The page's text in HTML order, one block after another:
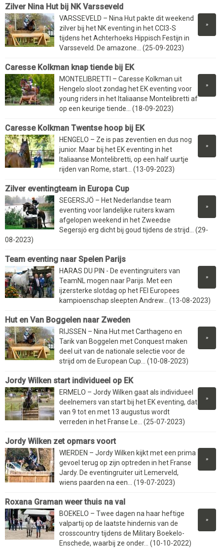
Zilver Nina Hut bij NK Varsseveld
»
VARSSEVELD – Nina Hut pakte dit weekend
zilver bij het NK eventing in het CCI3-S
tijdens het Achterhoeks Hippisch Festijn in
Varsseveld. De amazone... (25-09-2023)
Caresse Kolkman knap tiende bij EK
»
MONTELIBRETTI – Caresse Kolkman uit
Hengelo sloot zondag het EK eventing voor
young riders in het Italiaanse Montelibretti af
op een keurige tiende... (18-09-2023)
Caresse Kolkman Twentse hoop bij EK
»
HENGELO – Ze is pas zeventien en dus nog
junior. Maar bij het EK eventing in het
Italiaanse Montelibretti, op een half uurtje
rijden van Rome, start... (13-09-2023)
Zilver eventingteam in Europa Cup
»
SEGERSJÖ – Het Nederlandse team
eventing voor landelijke ruiters kwam
afgelopen weekend in het Zweedse
Segersjö erg dicht bij goud tijdens de strijd... (29-
08-2023)
Team eventing naar Spelen Parijs
»
HARAS DU PIN - De eventingruiters van
TeamNL mogen naar Parijs. Met een
ijzersterke slotdag op het FEI Europees
kampioenschap sleepten Andrew... (13-08-2023)
Hut en Van Boggelen naar Zweden
»
RIJSSEN – Nina Hut met Carthageno en
Tarik van Boggelen met Conquest maken
deel uit van de nationale selectie voor de
strijd om de European Cup... (10-08-2023)
Jordy Wilken start individueel op EK
»
ERMELO – Jordy Wilken gaat als individueel
deelnemers van start bij het EK eventing, dat
van 9 tot en met 13 augustus wordt
verreden in het Franse Le... (25-07-2023)
Jordy Wilken zet opmars voort
»
WIERDEN – Jordy Wilken kijkt met een prima
gevoel terug op zijn optreden in het Franse
Jardy. De eventingruiter uit Lemerveld,
wiens paarden na een... (19-07-2023)
Roxana Graman weer thuis na val
»
BOEKELO – Twee dagen na haar heftige
valpartij op de laatste hindernis van de
crosscountry tijdens de Military Boekelo-
Enschede, waarbij ze onder... (10-10-2022)